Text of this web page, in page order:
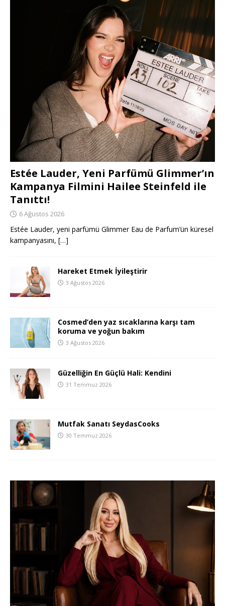
Estée Lauder, Yeni Parfümü Glimmer’ın
Kampanya Filmini Hailee Steinfeld ile
Tanıttı!
6 Ağustos 2026
Estée Lauder, yeni parfümü Glimmer Eau de Parfum’ün küresel
kampanyasını, […]
Hareket Etmek İyileştirir
3 Ağustos 2026
Cosmed’den yaz sıcaklarına karşı tam
koruma ve yoğun bakım
3 Ağustos 2026
Güzelliğin En Güçlü Hali: Kendini
31 Temmuz 2026
Mutfak Sanatı SeydasCooks
30 Temmuz 2026